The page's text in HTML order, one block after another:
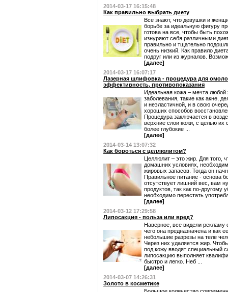
2014-03-17 16:15:48
Как правильно выбрать диету
Все знают, что девушки и
борьбе за идеальную фигуру
готова на все, чтобы быть
изнуряют себя различными
правильно и тщательно
очень низкий. Как правило
подруг или из журналов.
[далее]
2014-03-17 16:07:17
Лазерная шлифовка - процедура для
эффективность, противопоказания
Идеальная кожа – мечта
заболевания, такие как акне,
и неэластичной, и в свою
хороших способов
Процедура заключается в
верхние слои кожи, с целью их
более глубокие ...
[далее]
2014-03-14 13:07:32
Как бороться с целлюлитом?
Целлюлит – это жир. Для того,
домашних условиях,
жировых запасов. Тогда он
Правильное питание - основа
отсутствует лишний вес, вам
продуктов, так как по-другому
необходимо перестать
[далее]
2014-03-12 17:29:58
Липосакция - польза или вред?
Наверное, все видели рекламу
чего она предназначена и как
небольшие разрезы на теле
Через них удаляется жир.
под кожу вводят специальный
липосакцию выполняет
быстро и легко. Неб ...
[далее]
2014-03-07 14:26:31
Золото в косметике